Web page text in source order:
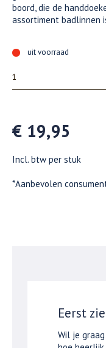
boord, die de
assortiment badlinnen
uit voorraad
€ 19,95
Incl. btw per stuk
*Aanbevolen
Eerst
Wil je